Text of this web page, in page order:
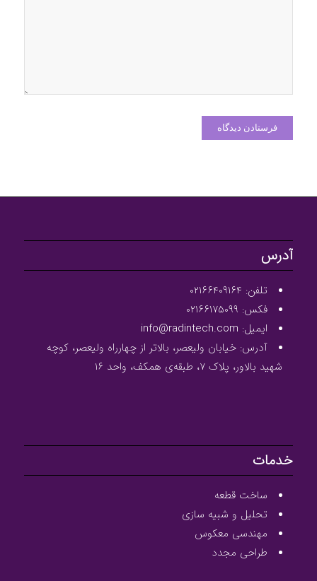
آدرس
تلفن: ۰۲۱۶۶۴۰۹۱۶۴
فکس: ۰۲۱۶۶۱۷۵۰۹۹
ایمیل: info@radintech.com
آدرس: خیابان ولیعصر، بالاتر از چهارراه ولیعصر، کوچه
شهید بالاور، پلاک ۷، طبقه‌ی همکف، واحد ۱۶
خدمات
ساخت قطعه
تحلیل و شبیه سازی
مهندسی معکوس
طراحی مجدد